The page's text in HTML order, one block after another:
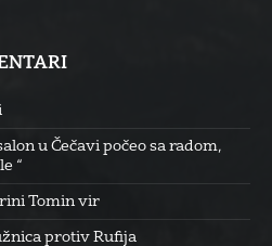
u Čečavi počeo sa radom,
“
Tomin vir
protiv Rufija